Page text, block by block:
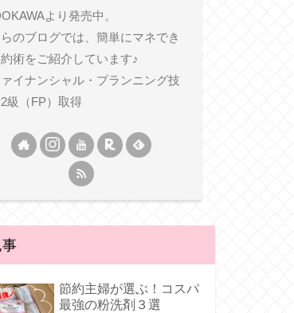
より発売中。
のブログでは、簡単にマネでき
術をご紹介しています♪
イナンシャル・プランニング技
級（FP）取得
節約主婦が選ぶ！コスパ
最強の粉洗剤３選